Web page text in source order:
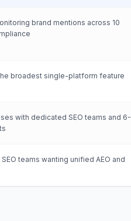
brand mentions across 10
broadest single-platform feature
with dedicated SEO teams and 6-
teams wanting unified AEO and